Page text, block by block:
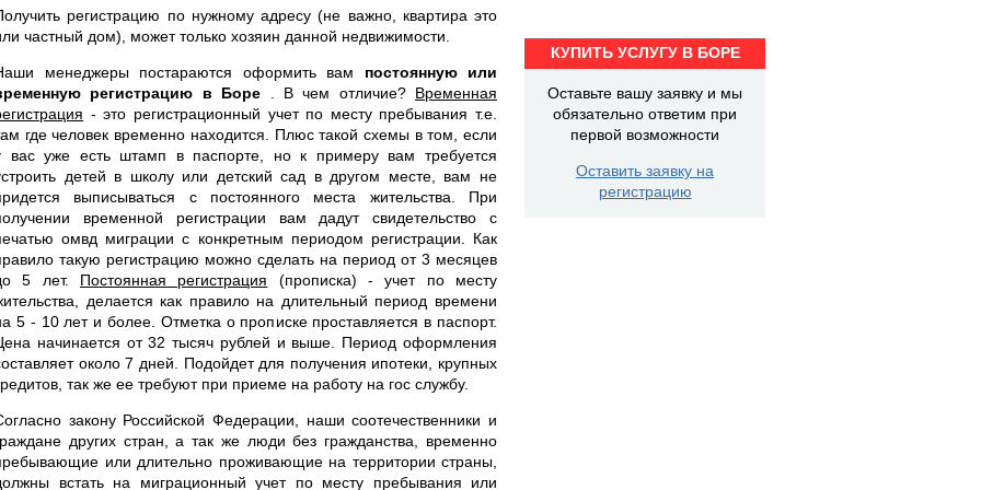
регистрацию по нужному адресу (не важно, квартира это
частный дом), может только хозяин данной недвижимости.
менеджеры постараются оформить вам постоянную или
регистрацию в Боре
. В чем отличие? Временная
- это регистрационный учет по месту пребывания т.е.
где человек временно находится. Плюс такой схемы в том, если
вас уже есть штамп в паспорте, но к примеру вам требуется
детей в школу или детский сад в другом месте, вам не
выписываться с постоянного места жительства. При
временной регистрации вам дадут свидетельство с
омвд миграции с конкретным периодом регистрации. Как
такую регистрацию можно сделать на период от 3 месяцев
5 лет. Постоянная регистрация (прописка) - учет по месту
делается как правило на длительный период времени
5 - 10 лет и более. Отметка о прописке проставляется в паспорт.
начинается от 32 тысяч рублей и выше. Период оформления
около 7 дней. Подойдет для получения ипотеки, крупных
так же ее требуют при приеме на работу на гос службу.
закону Российской Федерации, наши соотечественники и
других стран, а так же люди без гражданства, временно
или длительно проживающие на территории страны,
встать на миграционный учет по месту пребывания или
КУПИТЬ УСЛУГУ В БОРЕ
Оставьте вашу заявку и мы
обязательно ответим при
первой возможности
Оставить заявку на
регистрацию